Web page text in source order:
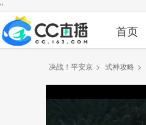
"
首页
决战！平安京 > 式神攻略 >